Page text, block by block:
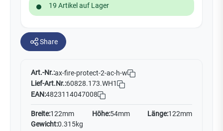
19 Artikel auf Lager
Share
Art.-Nr.:ax-fire-protect-2-ac-h-w
Lief-Art.Nr.:60828.173.WH1
EAN:4823114047008
Breite:122mm Höhe:54mm Länge:122mm
Gewicht:0.315kg